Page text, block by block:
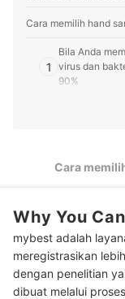
Cara memilih hand
1
Bila Anda
virus dan
90%
Jika Anda
Untuk
Peringkat Hand
Cara
Why You
mybest adalah
meregistrasikan
dengan penelitian
dibuat melalui